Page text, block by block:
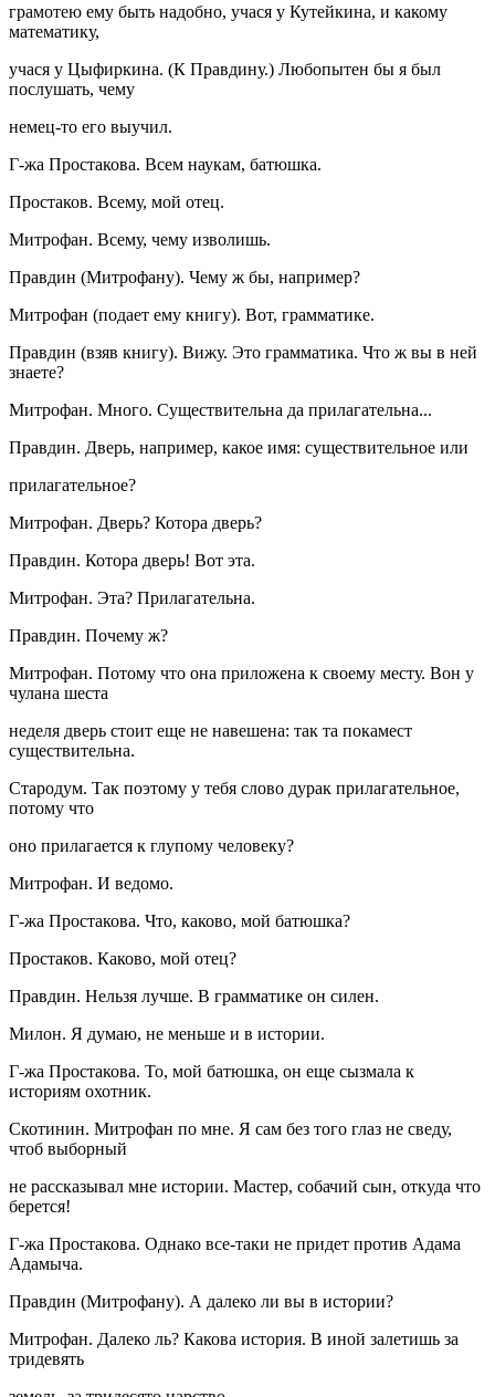
грамотею ему быть надобно, учася у Кутейкина, и какому
математику,
учася у Цыфиркина. (К Правдину.) Любопытен бы я был
послушать, чему
немец-то его выучил.
Г-жа Простакова. Всем наукам, батюшка.
Простаков. Всему, мой отец.
Митрофан. Всему, чему изволишь.
Правдин (Митрофану). Чему ж бы, например?
Митрофан (подает ему книгу). Вот, грамматике.
Правдин (взяв книгу). Вижу. Это грамматика. Что ж вы в ней
знаете?
Митрофан. Много. Существительна да прилагательна...
Правдин. Дверь, например, какое имя: существительное или
прилагательное?
Митрофан. Дверь? Котора дверь?
Правдин. Котора дверь! Вот эта.
Митрофан. Эта? Прилагательна.
Правдин. Почему ж?
Митрофан. Потому что она приложена к своему месту. Вон у
чулана шеста
неделя дверь стоит еще не навешена: так та покамест
существительна.
Стародум. Так поэтому у тебя слово дурак прилагательное,
потому что
оно прилагается к глупому человеку?
Митрофан. И ведомо.
Г-жа Простакова. Что, каково, мой батюшка?
Простаков. Каково, мой отец?
Правдин. Нельзя лучше. В грамматике он силен.
Милон. Я думаю, не меньше и в истории.
Г-жа Простакова. То, мой батюшка, он еще сызмала к
историям охотник.
Скотинин. Митрофан по мне. Я сам без того глаз не сведу,
чтоб выборный
не рассказывал мне истории. Мастер, собачий сын, откуда что
берется!
Г-жа Простакова. Однако все-таки не придет против Адама
Адамыча.
Правдин (Митрофану). А далеко ли вы в истории?
Митрофан. Далеко ль? Какова история. В иной залетишь за
тридевять